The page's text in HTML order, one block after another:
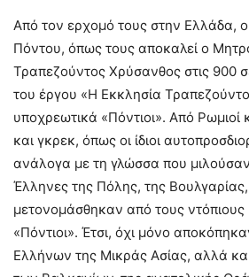
Από τον ερχομό τους στην Ελλάδα,
Πόντου, όπως τους αποκαλεί ο
Τραπεζούντος Χρύσανθος στις 900
του έργου «Η Εκκλησία
υποχρεωτικά «Πόντιοι». Από Ρωμιοί
και γκρεκ, όπως οι ίδιοι
ανάλογα με τη γλώσσα που
Έλληνες της Πόλης, της
μετονομάσθηκαν από τους ντόπιους
«Πόντιοι». Έτσι, όχι μόνο
Ελλήνων της Μικράς Ασίας, αλλά